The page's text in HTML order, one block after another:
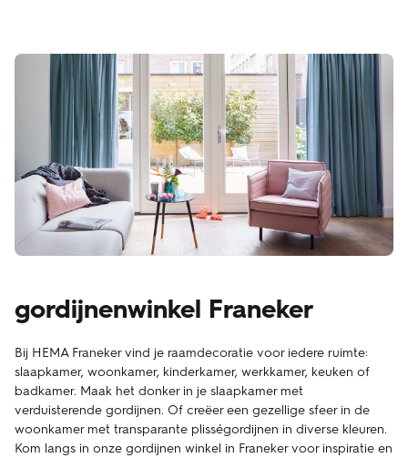
gordijnenwinkel Franeker
Bij HEMA Franeker vind je raamdecoratie voor iedere ruimte:
slaapkamer, woonkamer, kinderkamer, werkkamer, keuken of
badkamer. Maak het donker in je slaapkamer met
verduisterende gordijnen. Of creëer een gezellige sfeer in de
woonkamer met transparante plisségordijnen in diverse kleuren.
Kom langs in onze gordijnen winkel in Franeker voor inspiratie en